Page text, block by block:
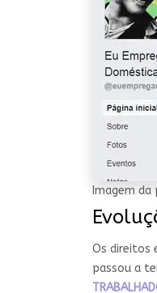
Imagem da
Os direitos
passou a